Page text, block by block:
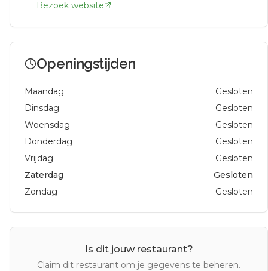
Bezoek website
Openingstijden
Maandag
Gesloten
Dinsdag
Gesloten
Woensdag
Gesloten
Donderdag
Gesloten
Vrijdag
Gesloten
Zaterdag
Gesloten
Zondag
Gesloten
Is dit jouw restaurant?
Claim dit restaurant om je gegevens te beheren.